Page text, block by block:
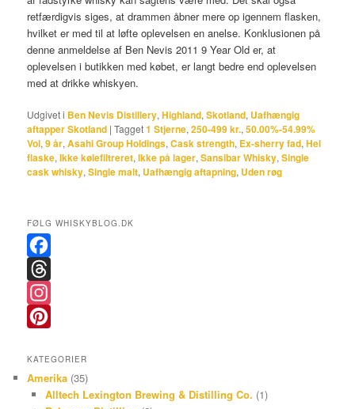
retfærdigvis siges, at drammen åbner mere op igennem flasken,
hvilket er med til at løfte oplevelsen en anelse. Konklusionen på
denne anmeldelse af Ben Nevis 2011 9 Year Old er, at
oplevelsen i butikken med købet, er langt bedre end oplevelsen
med at drikke whiskyen.
Udgivet i Ben Nevis Distillery,Highland,Skotland, Uafhængig
aftapper Skotland |Tagget1 Stjerne,250-499 kr.,50.00%-54.99%
Vol,9 år,Asahi Group Holdings,Cask strength, Ex-sherry fad,Hel
flaske,Ikke kølefiltreret,Ikke på lager,Sansibar Whisky,Single
cask whisky,Single malt, Uafhængig aftapning, Uden røg
FØLG WHISKYBLOG.DK
F
a
c
b
T
h
e
I
s
iKATEGORIER
Amerika (35)
Alltech Lexington Brewing & Distilling Co. (1)